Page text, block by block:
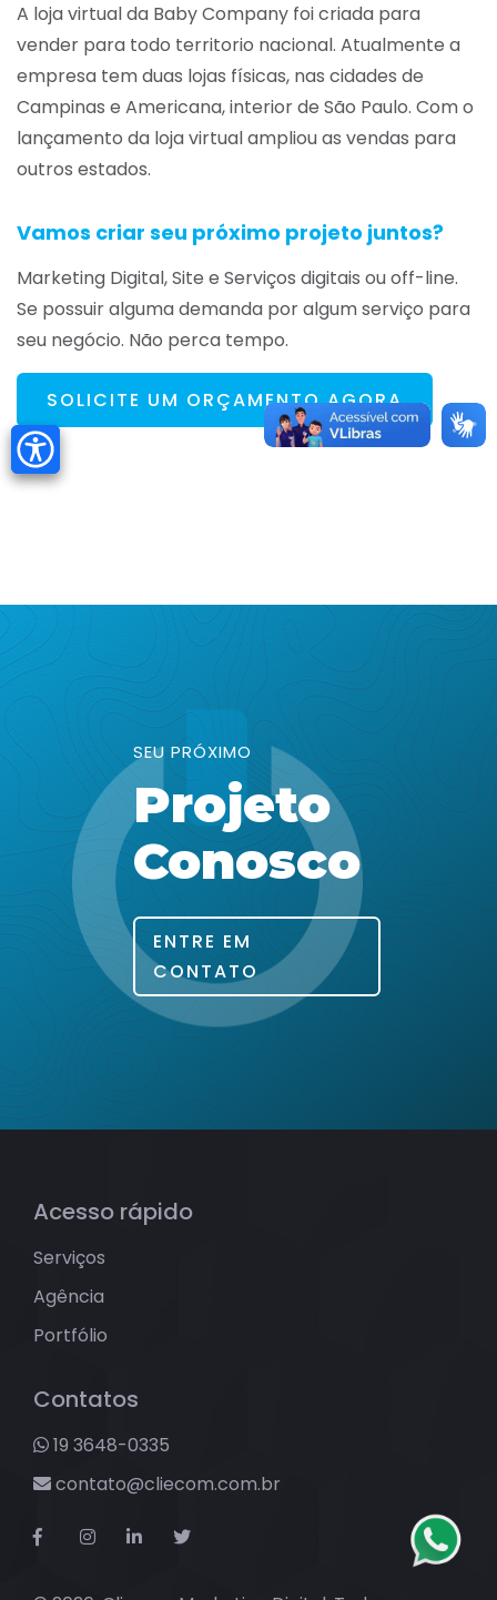
A loja virtual da Baby Company foi criada para
vender para todo territorio nacional. Atualmente a
empresa tem duas lojas físicas, nas cidades de
Campinas e Americana, interior de São Paulo. Com o
lançamento da loja virtual ampliou as vendas para
outros estados.
Vamos criar seu próximo projeto juntos?
Marketing Digital, Site e Serviços digitais ou off-line.
Se possuir alguma demanda por algum serviço para
seu negócio. Não perca tempo.
SOLICITE UM ORÇAMENTO AGORA
SEU PRÓXIMO
Projeto
Conosco
ENTRE EM
CONTATO
Acesso rápido
Serviços
Agência
Portfólio
Contatos
19 3648-0335
contato@cliecom.com.br